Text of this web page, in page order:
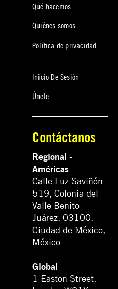
Qué hacemos
Quiénes somos
Política de privacidad
Inicio De Sesión
Únete
Contáctanos
Regional -
Américas
Calle Luz Saviñón
519, Colonia del
Valle Benito
Juárez, 03100.
Ciudad de México,
México
Global
1 Easton Street,